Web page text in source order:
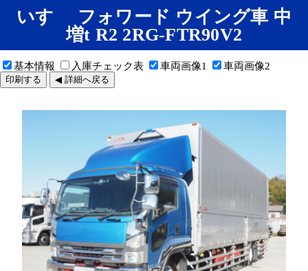
いすゞ フォワード ウイング車 中
増t R2 2RG-FTR90V2
基本情報 入庫チェック表 車両画像1 車両画像2
印刷する ◀ 詳細へ戻る